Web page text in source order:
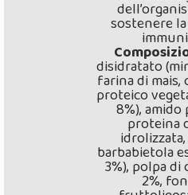
sostenere
disidratato
farina di
proteico
8%),
proteina
barbabietola
3%), polpa di
2%,